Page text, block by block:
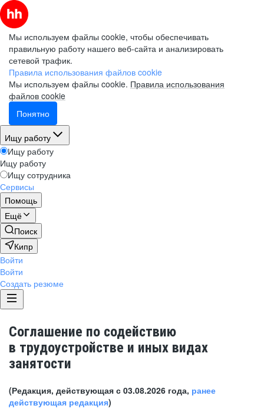
Мы используем файлы cookie, чтобы обеспечивать
правильную работу нашего веб-сайта и анализировать
сетевой трафик.
Правила использования файлов cookie
Мы используем файлы cookie. Правила использования
файлов cookie
Понятно
Ищу работу
Ищу работу
Ищу работу
Ищу сотрудника
Сервисы
Помощь
Ещё
Поиск
Кипр
Войти
Войти
Создать резюме
Соглашение по содействию
в трудоустройстве и иных видах
занятости
(Редакция, действующая с 03.08.2026 года, ранее
действующая редакция)